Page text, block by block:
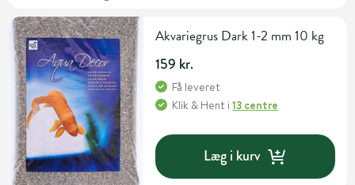
Akvariegrus Dark 1-2 mm 10 kg
159 kr.
Få leveret
Klik & Hent i13 centre
Læg i kurv